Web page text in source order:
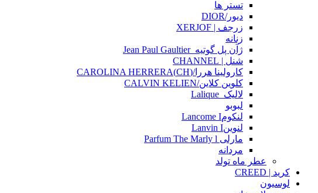
تستر ها
دیور/DIOR
زرجف | XERJOF
زنانه
ژآن پل گوتیه_Jean Paul Gaultier
شنل | CHANNEL
کارولینا هررا/(CH)CAROLINA HERRERA
کلوین کلاین/CALVIN KELIEN
لالیک_Lalique
لبوبو
لنکومLancome I
لنوینLanvin I
مارلی Parfum The Marly l
مردانه
عطر ماه تولد
کرید | CREED
لوسیون